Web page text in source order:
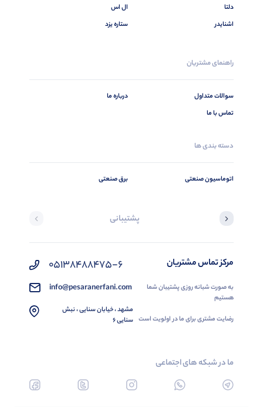
دلتا
اشنایدر
ال اس
ستاره یزد
راهنمای مشتریان
سوالات متداول
تماس با ما
درباره ما
دسته بندی ها
اتوماسیون صنعتی برق صنعتی
پشتیبانی
مرکز تماس مشتریان
به صورت شبانه روزی پشتیبان شما
هستیم
رضایت مشتری برای ما در اولویت است
05138488475-6
info@pesaranerfani.com
مشهد ، خیابان سنایی ، نبش
سنایی 6
ما در شبکه های اجتماعی